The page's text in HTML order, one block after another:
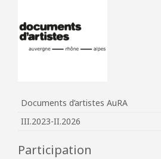
Documents d’artistes AuRA
III.2023-II.2026
Participation